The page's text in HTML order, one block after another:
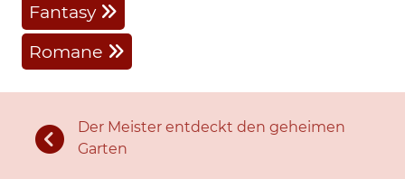
Fantasy
Romane
Der Meister entdeckt den geheimen
Garten